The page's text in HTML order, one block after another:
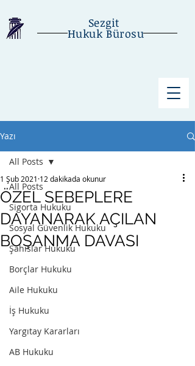
Sezgit
Hukuk Bürosu
Yazı
All Posts
Sigorta Hukuku
Sosyal Güvenlik Hukuku
Şahıslar Hukuku
Borçlar Hukuku
Aile Hukuku
İş Hukuku
Yargıtay Kararları
AB Hukuku
All Posts
ÖZEL SEBEPLERE
DAYANARAK AÇILAN
BOŞANMA DAVASI
1 Şub 2021 12 dakikada okunur